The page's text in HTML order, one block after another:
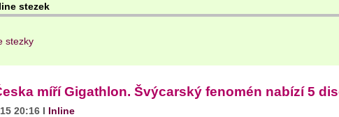
stezek
míří Gigathlon. Švýcarský fenomén nabízí 5
20:16 I Inline